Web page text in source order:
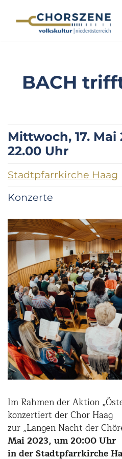
BACH
Mittwoch, 17. Mai
22.00 Uhr
Stadtpfarrkirche Haag
Konzerte
Im Rahmen der Aktion
konzertiert der Chor Haag
zur „Langen Nacht der
Mai 2023, um 20:00 Uhr
in der Stadtpfarrkirche